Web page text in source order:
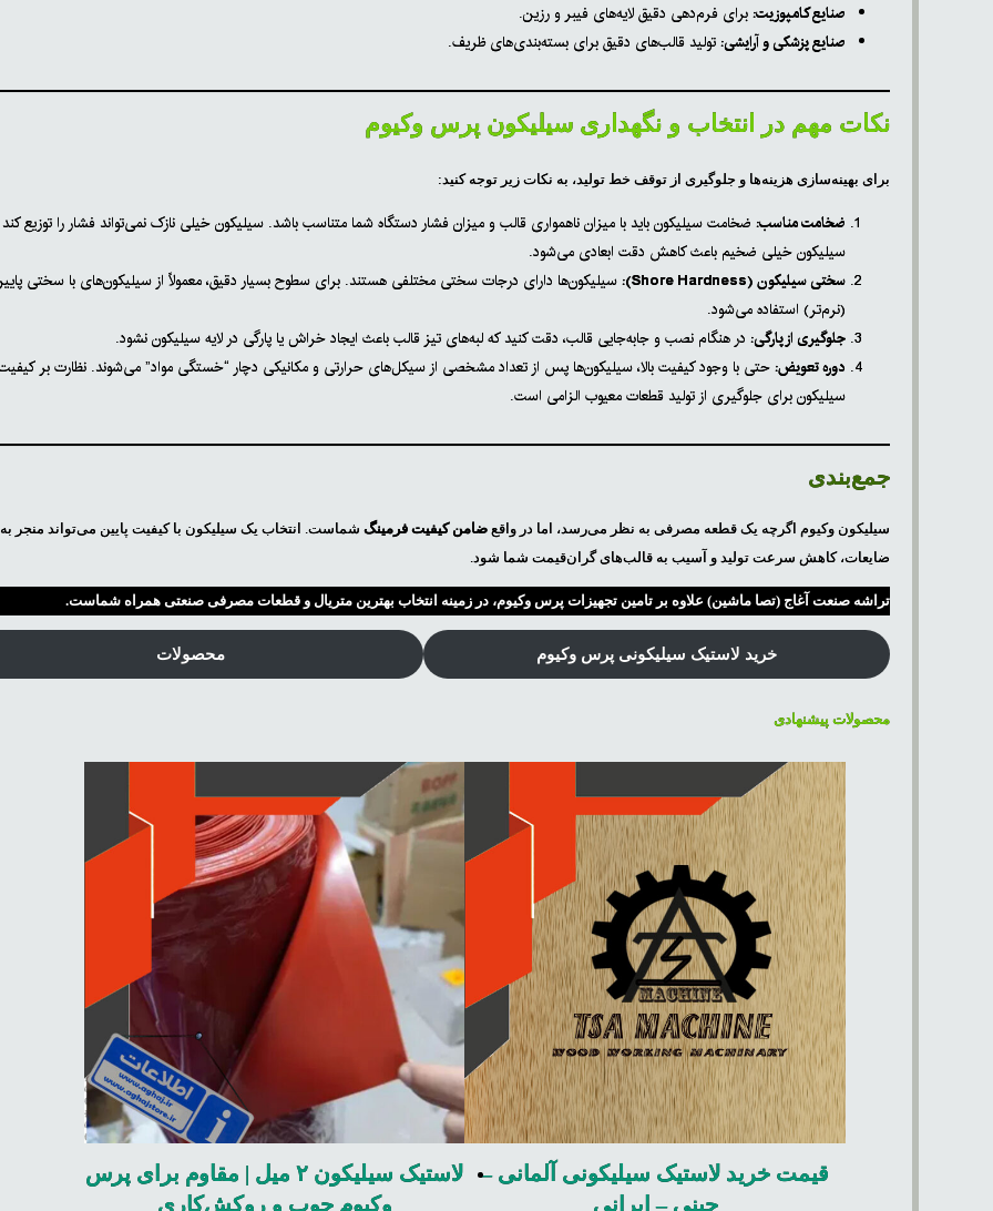
صنایع کامپوزیت:برای فرم‌دهی دقیق لایه‌های فیبر و رزین.
صنایع پزشکی و آرایشی:تولید قالب‌های دقیق برای بسته‌بندی‌های ظریف.
نکات مهم در انتخاب و نگهداری سیلیکون پرس وکیوم
برای بهینه‌سازی هزینه‌ها و جلوگیری از توقف خط تولید، به نکات زیر توجه کنید:
ضخامت مناسب: ضخامت سیلیکون باید با میزان ناهمواری قالب و میزان فشار دستگاه شما متناسب باشد. سیلیکون خیلی نازک نمی‌تواند فشار را توزیع
سیلیکون خیلی ضخیم باعث کاهش دقت ابعادی می‌شود.
سختی سیلیکون (Shore Hardness):
سیلیکون‌ها دارای درجات سختی مختلفی هستند. برای سطوح بسیار دقیق، معمولاً از سیلیکون‌های با سختی
(نرم‌تر) استفاده می‌شود.
جلوگیری از پارگی: در هنگام نصب و جابه‌جایی قالب، دقت کنید که لبه‌های تیز قالب باعث ایجاد خراش یا پارگی در لایه سیلیکون نشود.
دوره تعویض:حتی با وجود کیفیت بالا، سیلیکون‌ها پس از تعداد مشخصی از سیکل‌های حرارتی و مکانیکی دچار “خستگی مواد” می‌شوند. نظارت بر
سیلیکون برای جلوگیری از تولید قطعات معیوب الزامی است.
جمع‌بندی
سیلیکون وکیوم اگرچه یک قطعه مصرفی به نظر می‌رسد، اما در واقعضامن کیفیت فرمینگ شماست. انتخاب یک سیلیکون با کیفیت پایین می‌تواند منجر
ضایعات، کاهش سرعت تولید و آسیب به قالب‌های گران‌قیمت شما شود.
تراشه صنعت آغاج (تصا ماشین) علاوه بر تامین تجهیزات پرس وکیوم، در زمینه انتخاب بهترین متریال و قطعات مصرفی صنعتی همراه شماست.
خرید لاستیک سیلیکونی پرس وکیوم محصولات
محصولات پیشنهادی
قیمت خرید لاستیک سیلیکونی آلمانی –
چینی – ایرانی
لاستیک سیلیکون ۲ میل | مقاوم برای پرس
وکیوم چوب و روکش‌کاری